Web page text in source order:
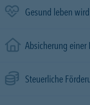
Gesund leben
Absicherung
Steuerliche